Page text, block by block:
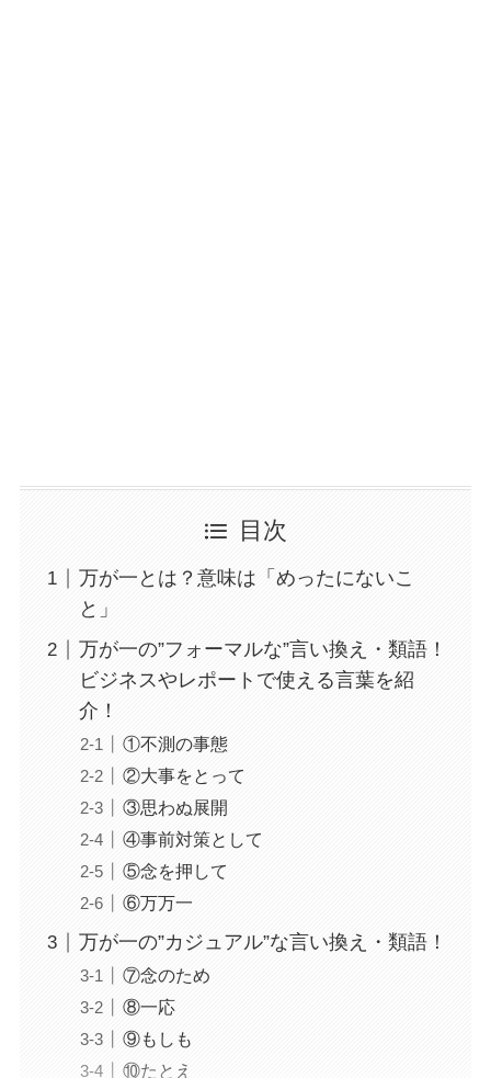
目次
万が一とは？意味は「めったにないこ
と」
万が一の”フォーマルな”言い換え・類語！
ビジネスやレポートで使える言葉を紹
介！
①不測の事態
②大事をとって
③思わぬ展開
④事前対策として
⑤念を押して
⑥万万一
万が一の”カジュアル”な言い換え・類語！
⑦念のため
⑧一応
⑨もしも
⑩たとえ